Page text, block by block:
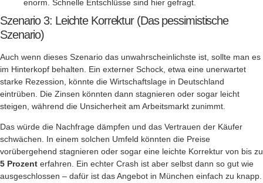
enorm. Schnelle Entschlüsse sind hier gefragt.
Szenario 3: Leichte Korrektur (Das pessimistische
Szenario)
Auch wenn dieses Szenario das unwahrscheinlichste ist, sollte man es
im Hinterkopf behalten. Ein externer Schock, etwa eine unerwartet
starke Rezession, könnte die Wirtschaftslage in Deutschland
eintrüben. Die Zinsen könnten dann stagnieren oder sogar leicht
steigen, während die Unsicherheit am Arbeitsmarkt zunimmt.
Das würde die Nachfrage dämpfen und das Vertrauen der Käufer
schwächen. In einem solchen Umfeld könnten die Preise
vorübergehend stagnieren oder sogar eine leichte Korrektur von bis zu
5 Prozent erfahren. Ein echter Crash ist aber selbst dann so gut wie
ausgeschlossen – dafür ist das Angebot in München einfach zu knapp.